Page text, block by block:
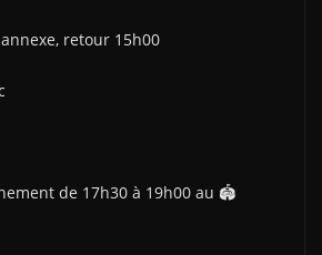
retour 15h00
de 17h30 à 19h00 au 🏟